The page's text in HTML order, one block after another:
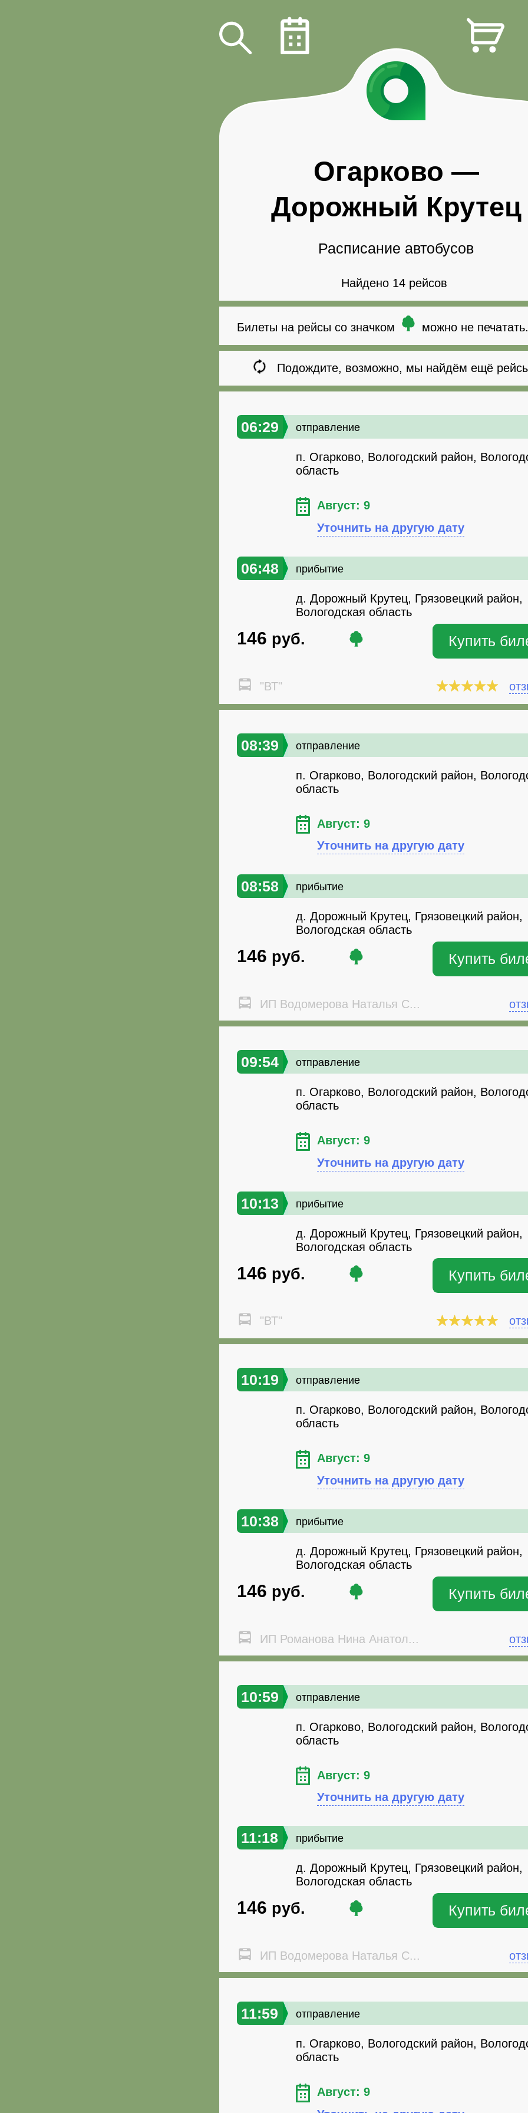
Огарково —
Дорожный Крутец
Расписание автобусов
Найдено 14 рейсов
Билеты на рейсы со значком можно не печатать.
Подождите, возможно, мы найдём ещё
06:29 отправление
п. Огарково, Вологодский район,
область
Август: 9
Уточнить на другую дату
06:48 прибытие
д. Дорожный Крутец, Грязовецкий район,
Вологодская область
146 руб. Купить
"ВТ"
08:39 отправление
п. Огарково, Вологодский район,
область
Август: 9
Уточнить на другую дату
08:58 прибытие
д. Дорожный Крутец, Грязовецкий район,
Вологодская область
146 руб. Купить
ИП Водомерова Наталья С...
09:54 отправление
п. Огарково, Вологодский район,
область
Август: 9
Уточнить на другую дату
10:13 прибытие
д. Дорожный Крутец, Грязовецкий район,
Вологодская область
146 руб. Купить
"ВТ"
10:19 отправление
п. Огарково, Вологодский район,
область
Август: 9
Уточнить на другую дату
10:38 прибытие
д. Дорожный Крутец, Грязовецкий район,
Вологодская область
146 руб. Купить
ИП Романова Нина Анатол...
10:59 отправление
п. Огарково, Вологодский район,
область
Август: 9
Уточнить на другую дату
11:18 прибытие
д. Дорожный Крутец, Грязовецкий район,
Вологодская область
146 руб. Купить
ИП Водомерова Наталья С...
11:59 отправление
п. Огарково, Вологодский район,
область
Август: 9